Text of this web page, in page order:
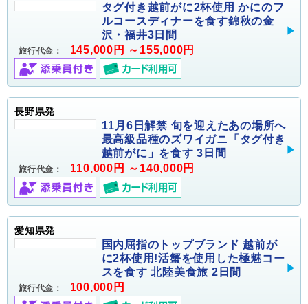
タグ付き越前がに2杯使用 かにのフ
ルコースディナーを食す錦秋の金
沢・福井3日間
旅行代金： 145,000円 ～155,000円
長野県発
11月6日解禁 旬を迎えたあの場所へ
最高級品種のズワイガニ「タグ付き
越前がに」を食す 3日間
旅行代金： 110,000円 ～140,000円
愛知県発
国内屈指のトップブランド 越前が
に2杯使用!活蟹を使用した極魅コー
スを食す 北陸美食旅 2日間
旅行代金： 100,000円